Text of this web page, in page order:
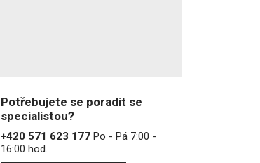
Potřebujete se poradit se
specialistou?
+420 571 623 177Po - Pá 7:00 -
16:00 hod.